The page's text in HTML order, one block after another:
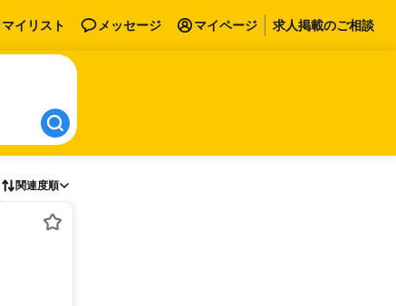
マイリスト メッセージ マイページ 求人掲載のご相談
関連度順